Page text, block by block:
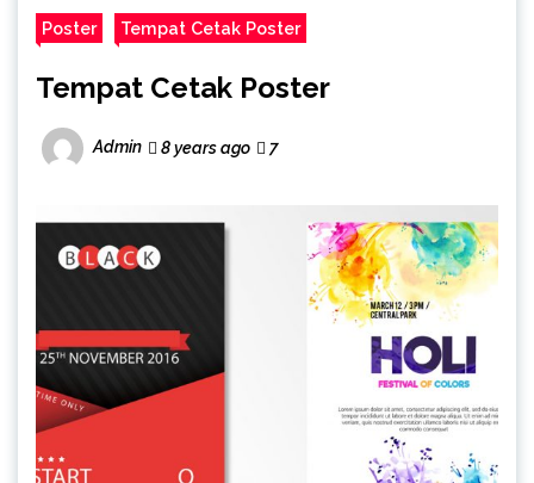
Poster Tempat Cetak Poster
Tempat Cetak Poster
Admin 8 years ago 7